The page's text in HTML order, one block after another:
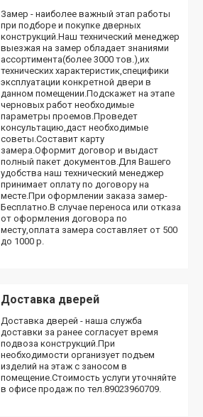
Замер - наиболее важный этап работы
при подборе и покупке дверных
конструкций.Наш технический менеджер
выезжая на замер обладает знаниями
ассортимента(более 3000 тов.),их
технических характеристик,специфики
эксплуатации конкретной двери в
данном помещении.Подскажет на этапе
черновых работ необходимые
параметры проемов.Проведет
консультацию,даст необходимые
советы.Составит карту
замера.Оформит договор и выдаст
полный пакет документов.Для Вашего
удобства наш технический менеджер
принимает оплату по договору на
месте.При оформлении заказа замер-
Бесплатно.В случае переноса или отказа
от оформления договора по
месту,оплата замера составляет от 500
до 1000 р.
Доставка дверей
Доставка дверей - наша служба
доставки за ранее согласует время
подвоза конструкций.При
необходимости организует подъем
изделий на этаж с заносом в
помещение.Стоимость услуги уточняйте
в офисе продаж по тел.89023960709.